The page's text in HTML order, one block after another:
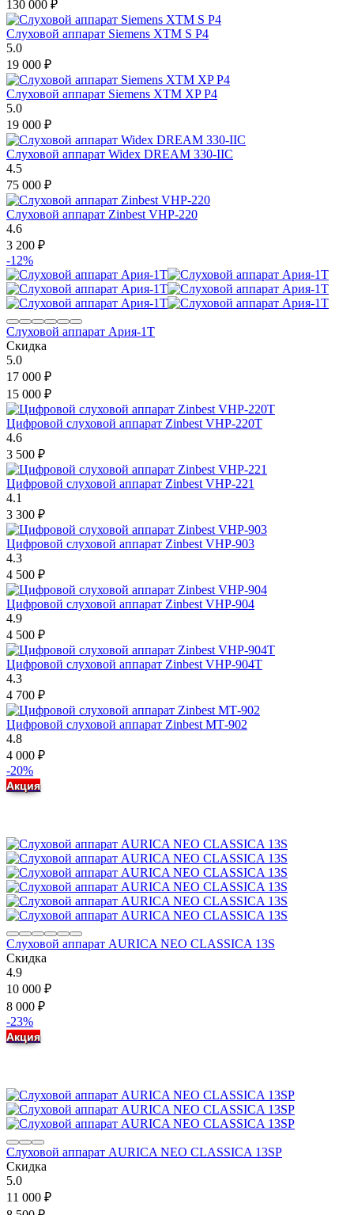
130 000 ₽
Слуховой аппарат Siemens XTM S P4
5.0
19 000 ₽
Слуховой аппарат Siemens XTM XP P4
5.0
19 000 ₽
Слуховой аппарат Widex DREAM 330-IIC
4.5
75 000 ₽
Слуховой аппарат Zinbest VHP-220
4.6
3 200 ₽
-12%
Слуховой аппарат Ария-1Т
Скидка
5.0
17 000 ₽
15 000 ₽
Цифровой слуховой аппарат Zinbest VHP-220T
4.6
3 500 ₽
Цифровой слуховой аппарат Zinbest VHP-221
4.1
3 300 ₽
Цифровой слуховой аппарат Zinbest VHP-903
4.3
4 500 ₽
Цифровой слуховой аппарат Zinbest VHP-904
4.9
4 500 ₽
Цифровой слуховой аппарат Zinbest VHP-904T
4.3
4 700 ₽
Цифровой слуховой аппарат Zinbest МТ-902
4.8
4 000 ₽
-20%
Акция
Слуховой аппарат AURICA NEO CLASSICA 13S
Скидка
4.9
10 000 ₽
8 000 ₽
-23%
Акция
Слуховой аппарат AURICA NEO CLASSICA 13SP
Скидка
5.0
11 000 ₽